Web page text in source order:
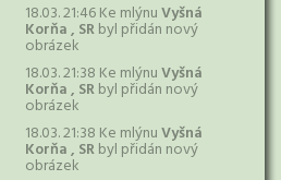
18.03. 21:46 Ke mlýnuVyšná
Korňa , SRbyl přidán nový
obrázek
18.03. 21:38 Ke mlýnuVyšná
Korňa , SRbyl přidán nový
obrázek
18.03. 21:38 Ke mlýnuVyšná
Korňa , SRbyl přidán nový
obrázek